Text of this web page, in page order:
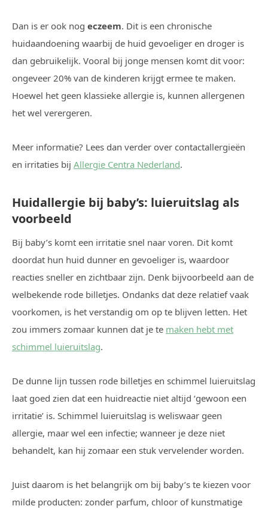
Dan is er ook nog eczeem. Dit is een chronische
huidaandoening waarbij de huid gevoeliger en droger is
dan gebruikelijk. Vooral bij jonge mensen komt dit voor:
ongeveer 20% van de kinderen krijgt ermee te maken.
Hoewel het geen klassieke allergie is, kunnen allergenen
het wel verergeren.
Meer informatie? Lees dan verder over contactallergieën
en irritaties bij Allergie Centra Nederland.
Huidallergie bij baby’s: luieruitslag als
voorbeeld
Bij baby’s komt een irritatie snel naar voren. Dit komt
doordat hun huid dunner en gevoeliger is, waardoor
reacties sneller en zichtbaar zijn. Denk bijvoorbeeld aan de
welbekende rode billetjes. Ondanks dat deze relatief vaak
voorkomen, is het verstandig om op te blijven letten. Het
zou immers zomaar kunnen dat je te maken hebt met
schimmel luieruitslag.
De dunne lijn tussen rode billetjes en schimmel luieruitslag
laat goed zien dat een huidreactie niet altijd ‘gewoon een
irritatie’ is. Schimmel luieruitslag is weliswaar geen
allergie, maar wel een infectie; wanneer je deze niet
behandelt, kan hij zomaar een stuk vervelender worden.
Juist daarom is het belangrijk om bij baby’s te kiezen voor
milde producten: zonder parfum, chloor of kunstmatige